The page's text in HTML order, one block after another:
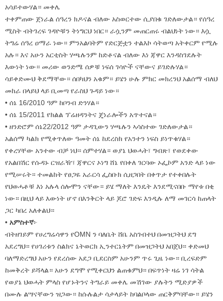
አሳይተውሃል። መቀሌ
ተቀምጠው ጀነራል ሰዓረን ክዶናል ብለው አስወርተው ሲያበቁ ገድለውታል። የሰዓረ
ሚስት ብትገረፍ ገዳዮቹን ትነግርህ ነበር። ራሷንም መጠርጠሩ ብልህነት ነው። እሷ
ትግሬ ሰዓረ ዐማራ ነው። ምንአልባትም የድርጅቷን ተልእኮ ሳትወጣ አትቀርም የሚሉ
አሉ። እና አሁን አርቲስት ሃጫሉንም ከድቶናል ብለው እነ ጃዋር እንዳስገደሉት
እውነት ነው። መሪው ወንድሜ ሰዎቹ ነፍሰ ገሳዮች ናቸውና ይገድሉሃል።
ሳይቀድሙህ ቅደማቸው። ሰበካህን አቁም። ይሄን ሁሉ ምክር መክረንህ አልሰማ ብለህ
መከራ በላይህ ላይ ቢመጣ የራስህ ጉዳይ ነው።
• ሰኔ 16/2010 ዓም ከቦንብ ድንሃል።
• ሰኔ 15/2011 የክልል ፕሬዘዳንትና ጄነራሎችን አጥተናል።
• ዘንድሮም ሰኔ22/2012 ዓም ታዳጊውን ሃጫሉን ኣሳስተው ገድለውታል።
አልሰማ ካልክ የሚቀጥለው ዓመት ሰኔ ከደረስክ የአንተን ነፍስ ይነጥቁሃል።
የቀረሃቸው አንተው ብቻ ነህ። ሰምተሃል። ወያኔ ህወሓት፣ ግብጽ፣ የወደቀው
የአልበሽር የሱዳኑ ርዝራዥ፣ ጃዋርና ኦነግ ሸኔ የበቀለ ገርባው ኦፌኮም አንድ ላይ ነው
የሚሠሩት። ተመልከት የፀጋዬ አራርሳ ፌስቡክ ሲዘጋበት በቀጥታ የተቀበሉት
የህወሓቶቹ እነ አሉላ ሰሎሞን ናቸው። ይሄ ማለት እንዴት እንደሚናበቡ ማየቱ በቂ
ነው። በዚህ ላይ እውነት ሆኖ በእንቅርት ላይ ጆሮ ገድፍ እንዲሉ ለማ መገርሳ ከጠላት
ጋር ካበረ አለቀልህ።
• አምስተኛ፦
ብትዘገይም የሀረግሬሳዋን የOMN ን ባለቤት ሸቤ አስገብተህ በመዝጋትህ ደግ
አደረግህ። የሀገሪቱን ስልክና ኔትወርክ ኢንተርኔትም በመዝጋትህ አበጀህ። ቀድመህ
ባለማድረግህ አሁን የደረሰው አደጋ ቢደርስም አሁንም ጥሩ ጊዜ ነው። ቢረፍድም
ከመቅረት ይሻላል። አሁን ደግሞ የሚቀርህን ልጠቁምህ። በፍጥነት ዛሬ ነገ ሳትል
የወያኔ ህወሓት ምላስ የሆኑትንና ትግራይ መቀሌ መሽገው ያሉትን ሚድያዎች
በሙሉ ልሣናቸውን ዝጋው። ከሱሉልታ ሳታላይት ከባልቦላው ጠርቅምባቸው። ይሄን